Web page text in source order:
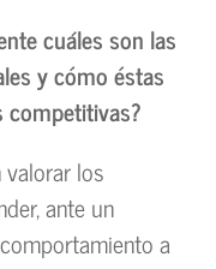
cuáles son las
y cómo éstas
competitivas?
los
ante un
a